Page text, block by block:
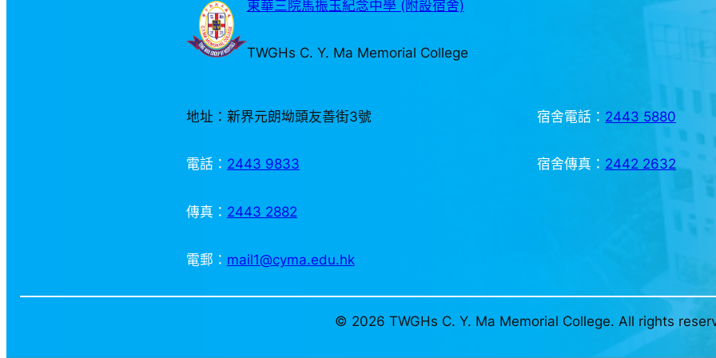
東華三院馬振玉紀念中學 (附設宿舍)
TWGHs C. Y. Ma Memorial College
地址：新界元朗坳頭友善街3號
電話： 2443 9833
傳真： 2443 2882
電郵： mail1@cyma.edu.hk
宿舍電話： 2443 5880
宿舍傳真： 2442 2632
© 2026 TWGHs C. Y. Ma Memorial College. All rights